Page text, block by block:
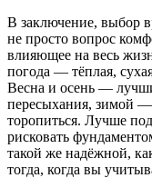
В заключение, выбор
не просто вопрос
влияющее на весь
погода — тёплая,
Весна и осень —
пересыхания, зимой
торопиться. Лучше
рисковать
такой же надёжной,
тогда, когда вы